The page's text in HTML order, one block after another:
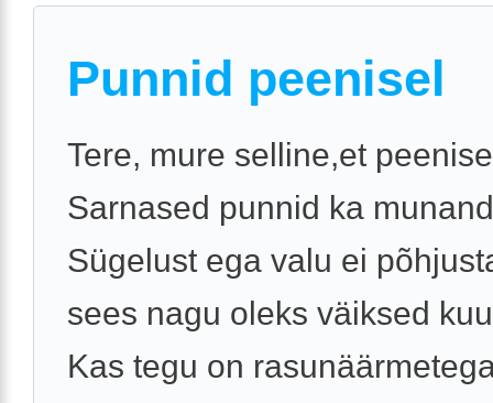
Punnid peenisel
Tere, mure selline,et
Sarnased punnid ka
Sügelust ega valu ei
sees nagu oleks väiksed
Kas tegu on